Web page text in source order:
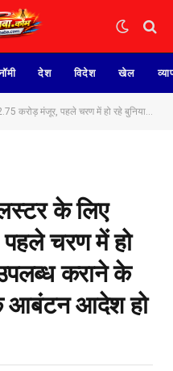
देश विदेश खेल
सविधा उपलब्ध कराने के कार्य, 28 भू-खण्ड के आबंटन आदेश हो चुके है जारी।
के लिए
चरण में हो
कराने के
आबंटन आदेश हो